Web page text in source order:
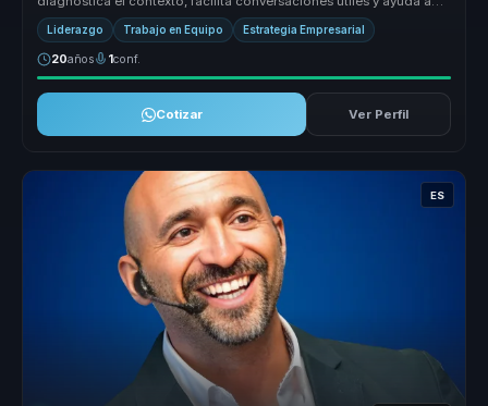
equi...
Liderazgo Trabajo en Equipo Estrategia Empresarial
20años 1conf.
Cotizar Ver Perfil
ES